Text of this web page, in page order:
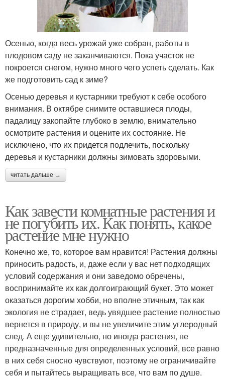
Осенью, когда весь урожай уже собран, работы в
плодовом саду не заканчиваются. Пока участок не
покроется снегом, нужно много чего успеть сделать. Как
же подготовить сад к зиме?
Осенью деревья и кустарники требуют к себе особого
внимания. В октябре снимите оставшиеся плоды,
падалицу закопайте глубоко в землю, внимательно
осмотрите растения и оцените их состояние. Не
исключено, что их придется подлечить, поскольку
деревья и кустарники должны зимовать здоровыми.
читать дальше →
Как завести комнатные растения и
не погубить их. Как понять, какое
растение мне нужно
Конечно же, то, которое вам нравится! Растения должны
приносить радость, и, даже если у вас нет подходящих
условий содержания и они заведомо обречены,
воспринимайте их как долгоиграющий букет. Это может
оказаться дорогим хобби, но вполне этичным, так как
экология не страдает, ведь увядшее растение полностью
вернется в природу, и вы не увеличите этим углеродный
след. А еще удивительно, но иногда растения, не
предназначенные для определенных условий, все равно
в них себя сносно чувствуют, поэтому не ограничивайте
себя и пытайтесь выращивать все, что вам по душе.